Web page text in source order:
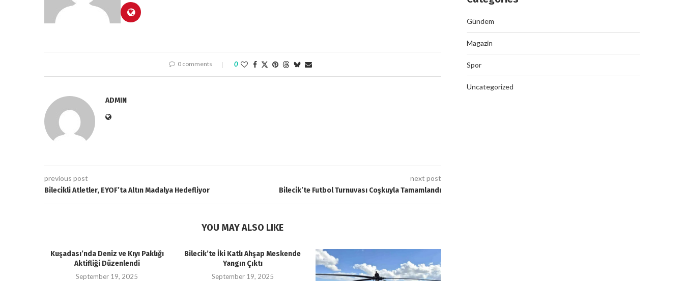
0 comments 0
ADMIN
previous post
Bilecikli Atletler, EYOF’ta Altın Madalya Hedefliyor
next post
Bilecik’te Futbol Turnuvası Coşkuyla Tamamlandı
YOU MAY ALSO LIKE
Kuşadası’nda Deniz ve Kıyı Paklığı
Aktifliği Düzenlendi
September 19, 2025
Bilecik’te İki Katlı Ahşap Meskende
Yangın Çıktı
September 19, 2025
Gündem
Magazin
Spor
Uncategorized